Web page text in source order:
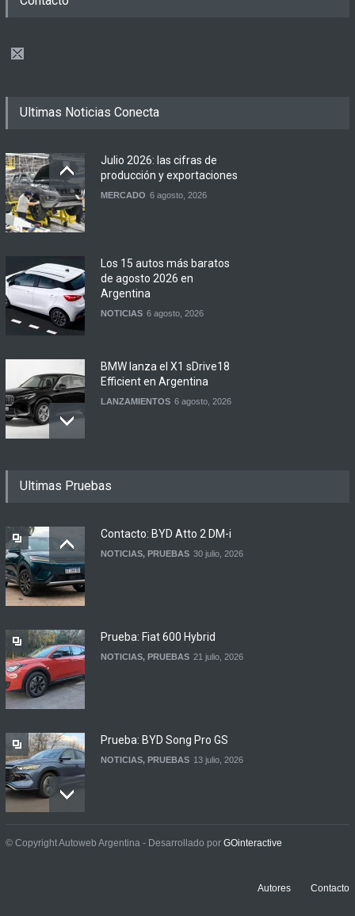
Ultimas Noticias Conecta
Julio 2026: las cifras de
producción y exportaciones
MERCADO 6 agosto, 2026
Los 15 autos más baratos
de agosto 2026 en
Argentina
NOTICIAS 6 agosto, 2026
BMW lanza el X1 sDrive18
Efficient en Argentina
LANZAMIENTOS 6 agosto, 2026
Argentina
Ultimas Pruebas
Contacto: BYD Atto 2 DM-i
NOTICIAS, PRUEBAS 30 julio, 2026
Prueba: Fiat 600 Hybrid
NOTICIAS, PRUEBAS 21 julio, 2026
Prueba: BYD Song Pro GS
NOTICIAS, PRUEBAS 13 julio, 2026
Contacto: Jeep Wrangler
© Copyright Autoweb Argentina - Desarrollado por GOinteractive
Autores Contacto